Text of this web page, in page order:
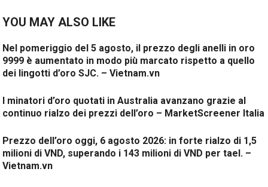
YOU MAY ALSO LIKE
Nel pomeriggio del 5 agosto, il prezzo degli anelli in oro
9999 è aumentato in modo più marcato rispetto a quello
dei lingotti d’oro SJC. – Vietnam.vn
I minatori d’oro quotati in Australia avanzano grazie al
continuo rialzo dei prezzi dell’oro – MarketScreener Italia
Prezzo dell’oro oggi, 6 agosto 2026: in forte rialzo di 1,5
milioni di VND, superando i 143 milioni di VND per tael. –
Vietnam.vn